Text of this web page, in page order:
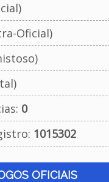
Oficial)
0
1015302
OFICIAIS